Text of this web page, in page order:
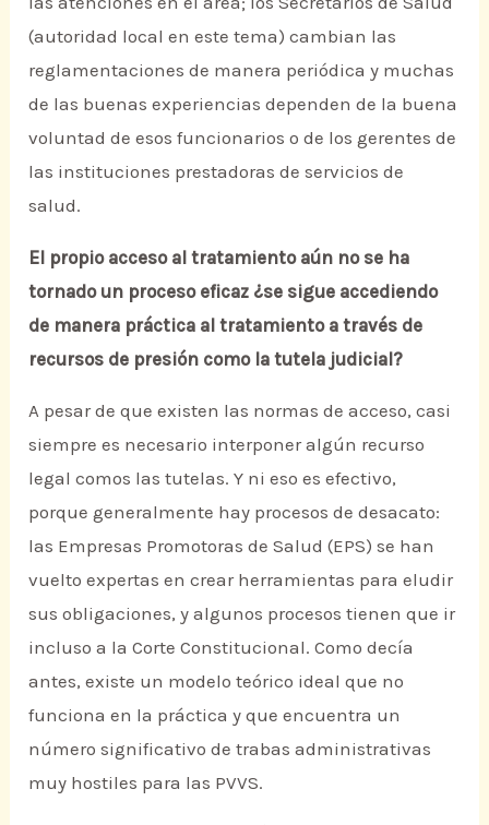
(autoridad local en este tema) cambian las
reglamentaciones de manera periódica y muchas
de las buenas experiencias dependen de la buena
voluntad de esos funcionarios o de los gerentes de
las instituciones prestadoras de servicios de
salud.
El propio acceso al tratamiento aún no se ha
tornado un proceso eficaz ¿se sigue accediendo
de manera práctica al tratamiento a través de
recursos de presión como la tutela judicial?
A pesar de que existen las normas de acceso, casi
siempre es necesario interponer algún recurso
legal comos las tutelas. Y ni eso es efectivo,
porque generalmente hay procesos de desacato:
las Empresas Promotoras de Salud (EPS) se han
vuelto expertas en crear herramientas para eludir
sus obligaciones, y algunos procesos tienen que ir
incluso a la Corte Constitucional. Como decía
antes, existe un modelo teórico ideal que no
funciona en la práctica y que encuentra un
número significativo de trabas administrativas
muy hostiles para las PVVS.